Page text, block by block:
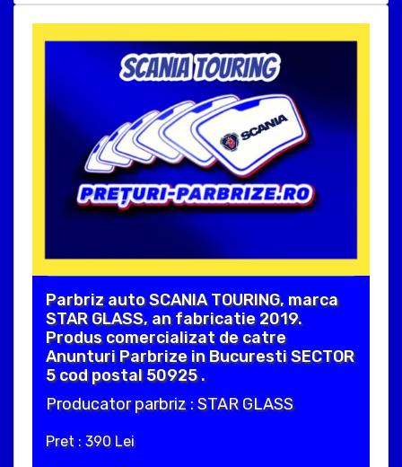
Parbriz auto SCANIA TOURING, marca
STAR GLASS, an fabricatie 2019.
Produs comercializat de catre
Anunturi Parbrize in Bucuresti SECTOR
5 cod postal 50925 .
Producator parbriz : STAR GLASS
Pret : 390 Lei